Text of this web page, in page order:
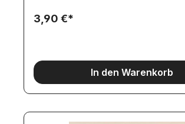
3,90 €*
In den Warenkorb